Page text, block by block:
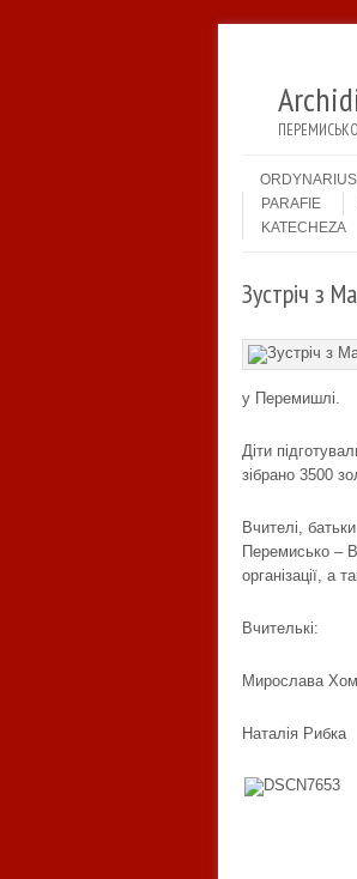
Menu
PARAFIE
KATECHEZA
Зустріч з
у Перемишлі.
Діти
зібрано 3500
Вчителі,
Перемисько –
організації, а
Вчителькі:
Мирослава
Наталія Рибка